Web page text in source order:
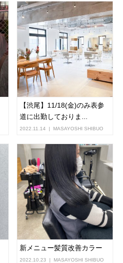
【渋尾】11/18(金)のみ表参
道に出勤しておりま...
2022.11.14 MASAYOSHI SHIBUO
新メニュー髪質改善カラー
2022.10.23 MASAYOSHI SHIBUO